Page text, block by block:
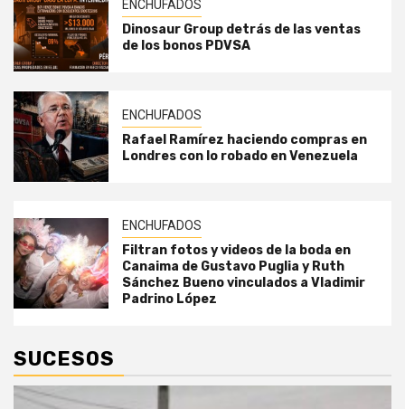
ENCHUFADOS
Dinosaur Group detrás de las ventas
de los bonos PDVSA
ENCHUFADOS
Rafael Ramírez haciendo compras en
Londres con lo robado en Venezuela
ENCHUFADOS
Filtran fotos y videos de la boda en
Canaima de Gustavo Puglia y Ruth
Sánchez Bueno vinculados a Vladimir
Padrino López
SUCESOS